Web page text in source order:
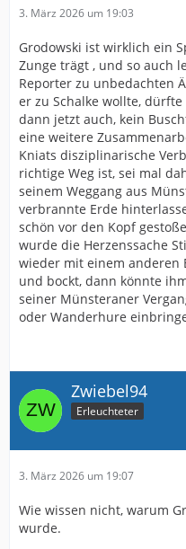
3. März 2026 um 19:03
Grodowski ist wirklich ein
Zunge trägt , und so auch
Reporter zu unbedachten
er zu Schalke wollte,
dann jetzt auch, kein
eine weitere
Kniats disziplinarische
richtige Weg ist, sei mal
seinem Weggang aus
verbrannte Erde
schön vor den Kopf
wurde die Herzenssache
wieder mit einem anderen
und bockt, dann könnte
seiner Münsteraner
oder Wanderhure
Zwiebel94
Erleuchteter
3. März 2026 um 19:07
Wie wissen nicht, warum
wurde.